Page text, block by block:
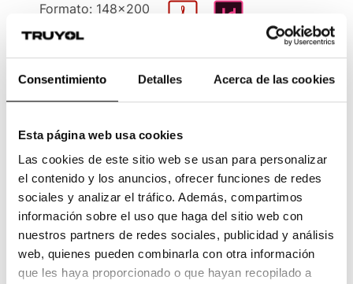
Consentimiento Detalles Acerca de las cookies
Esta página web usa cookies
Las cookies de este sitio web se usan para personalizar
el contenido y los anuncios, ofrecer funciones de redes
sociales y analizar el tráfico. Además, compartimos
información sobre el uso que haga del sitio web con
nuestros partners de redes sociales, publicidad y análisis
web, quienes pueden combinarla con otra información
que les haya proporcionado o que hayan recopilado a
Formato: 148x200
Formato: 150x140
Formato: 150x200
Formato: 200x150
Formato: 210x100
Formato: 297x100